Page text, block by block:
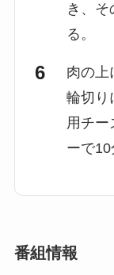
き、そ
る。
肉の上
輪切り
用チー
ーで10
番組情報